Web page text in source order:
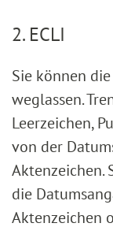
2. ECLI
Sie können die
weglassen.
Leerzeichen,
von der
Aktenzeichen.
die
Aktenzeichen